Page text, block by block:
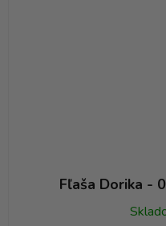
Fľaša Dorika -